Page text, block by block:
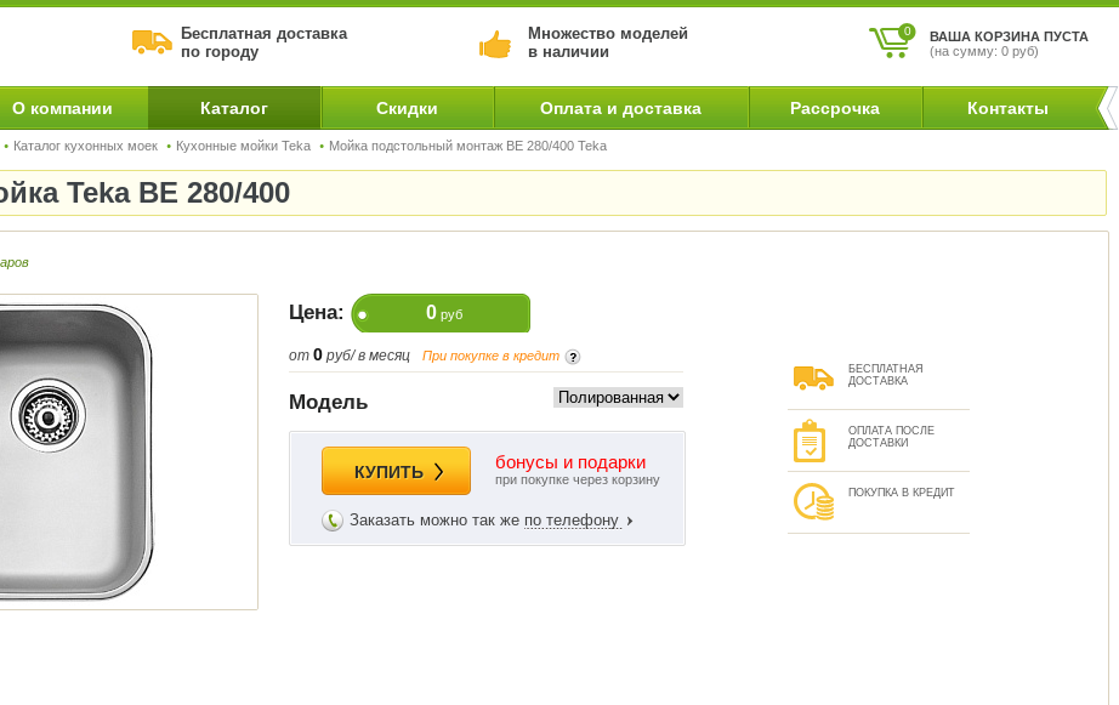
0
ВАША КОРЗИНА ПУСТА
(на сумму: 0 руб)
Бесплатная доставка
по городу
Множество моделей
в наличии
О компании Каталог Скидки Оплата и доставка Рассрочка Контакты
Каталог кухонных моек Кухонные мойки Teka Мойка подстольный монтаж BE 280/400 Teka
Teka BE 280/400
Цена: 0руб
от 0 руб/ в месяц При покупке в кредит
Модель
КУПИТЬ бонусы и подарки
при покупке через корзину
Заказать можно так же по телефону
БЕСПЛАТНАЯ
ДОСТАВКА
ОПЛАТА ПОСЛЕ
ДОСТАВКИ
ПОКУПКА В КРЕДИТ